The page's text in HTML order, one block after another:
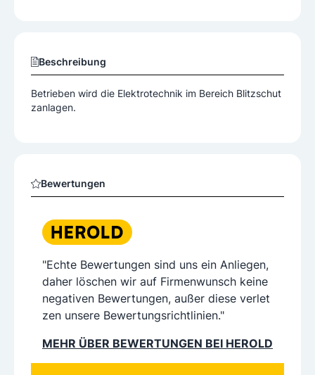
Beschreibung
Betrieben wird die Elektrotechnik im Bereich Blitzschut
zanlagen.
Bewertungen
"Echte Bewertungen sind uns ein Anliegen,
daher löschen wir auf Firmenwunsch keine
negativen Bewertungen, außer diese verlet
zen unsere Bewertungsrichtlinien."
MEHR ÜBER BEWERTUNGEN BEI HEROLD